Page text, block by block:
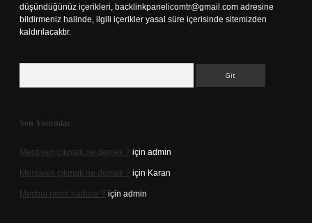
düşündüğünüz içerikleri, backlinkpanelicomtr@gmail.com adresine
bildirmeniz halinde, ilgili içerikler yasal süre içerisinde sitemizden
kaldırılacaktır.
Son Yorumlar
Merdiven çıkmak ne demek ? için admin
Merdiven çıkmak ne demek ? için Karan
Mechul nedir hadiste ? için admin